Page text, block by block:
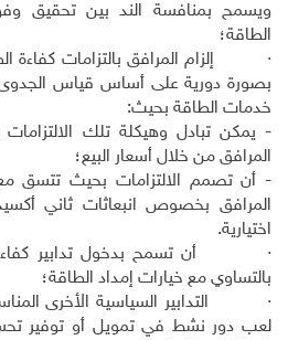
ويسمح بمنافسة الند بين تحقيق
الطاقة؛
· إلزام المرافق بالتزامات كفاءة
بصورة دورية على أساس قياس الجدوى
خدمات الطاقة بحيث:
- يمكن تبادل وهيكلة تلك
المرافق من خلال أسعار البيع؛
- أن تصمم الالتزامات بحيث تتسق
المرافق بخصوص انبعاثات ثاني
اختيارية.
· أن تسمح بدخول تدابير كفاءة
بالتساوي مع خيارات إمداد الطاقة؛
· التدابير السياسية الأخرى
لعب دور نشط في تمويل أو توفير